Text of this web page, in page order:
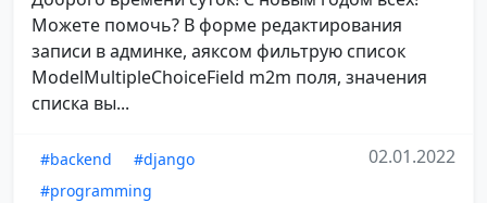
Можете помочь? В форме редактирования
записи в админке, аяксом фильтрую список
ModelMultipleChoiceField m2m поля, значения
списка вы...
#backend
#django
#programming
02.01.2022